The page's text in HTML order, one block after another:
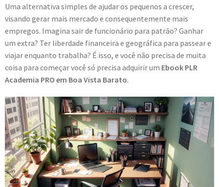
Uma alternativa simples de ajudar os pequenos a crescer,
visando gerar mais mercado e consequentemente mais
empregos. Imagina sair de funcionário para patrão? Ganhar
um extra? Ter liberdade financeira e geográfica para passear e
viajar enquanto trabalha? É isso, e você não precisa de muita
coisa para começar você só precisa adquirir um Ebook PLR
Academia PRO em Boa Vista Barato.